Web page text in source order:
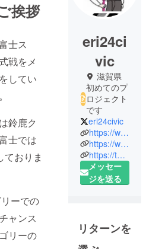
挨拶
士ス
戦をメ
してい
鈴鹿ク
士では
ておりま
ーでの
ャンス
リーの
eri24ci
vic
滋賀県
初めてのプ
ロジェクト
です
eri24civic
https://www.onishieri.com/
https://www.facebook.com/eri.civic24
https://twitter.com/eri24civic
メッセー
ジを送る
リターンを